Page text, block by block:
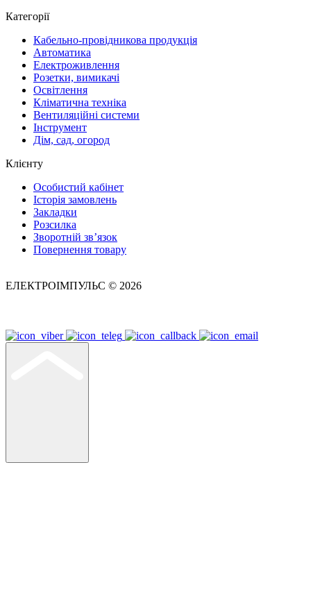
Категорії
Кабельно-провідникова продукція
Автоматика
Електроживлення
Розетки, вимикачі
Освітлення
Кліматична техніка
Вентиляційні системи
Інструмент
Дім, сад, огород
Клієнту
Особистий кабінет
Історія замовлень
Закладки
Розсилка
Зворотній зв’язок
Повернення товару
ЕЛЕКТРОІМПУЛЬС © 2026